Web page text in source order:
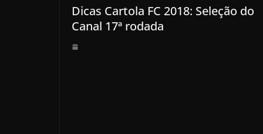
Dicas Cartola FC 2018: Seleção do
Canal 17ª rodada